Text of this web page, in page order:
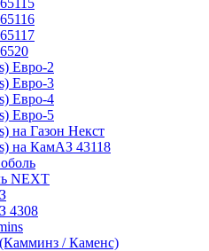
Евро-2
Евро-3
Евро-4
Евро-5
на Газон Некст
на КамАЗ 43118
NEXT
4308
/ Каменс)